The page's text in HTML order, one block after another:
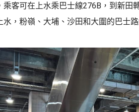
乘客可在上水乘巴士線276B，到新田
水，粉嶺、大埔、沙田和大圍的巴士